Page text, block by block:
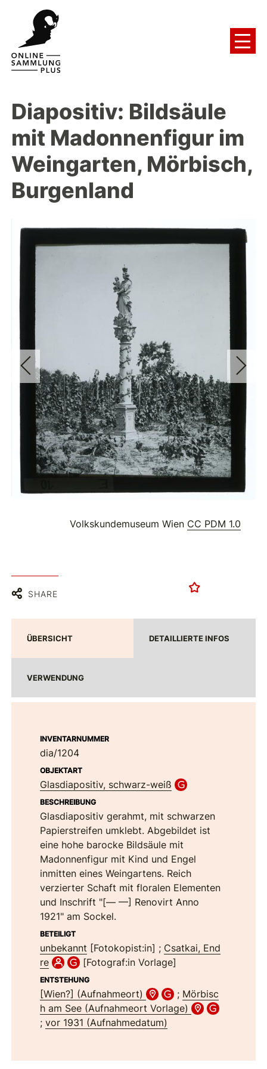
Diapositiv: Bildsäule
mit Madonnenfigur im
Weingarten, Mörbisch,
Burgenland
Volkskundemuseum Wien CC PDM 1.0
SHARE
ÜBERSICHT DETAILLIERTE INFOS
VERWENDUNG
INVENTARNUMMER
dia/1204
OBJEKTART
Glasdiapositiv, schwarz-weiß
BESCHREIBUNG
Glasdiapositiv gerahmt, mit schwarzen
Papierstreifen umklebt. Abgebildet ist
eine hohe barocke Bildsäule mit
Madonnenfigur mit Kind und Engel
inmitten eines Weingartens. Reich
verzierter Schaft mit floralen Elementen
und Inschrift "[— —] Renovirt Anno
1921" am Sockel.
BETEILIGT
unbekannt [Fotokopist:in] ; Csatkai, End
re
[Fotograf:in Vorlage]
ENTSTEHUNG
[Wien?] (Aufnahmeort) ; Mörbisc
h am See (Aufnahmeort Vorlage)
;vor 1931 (Aufnahmedatum)